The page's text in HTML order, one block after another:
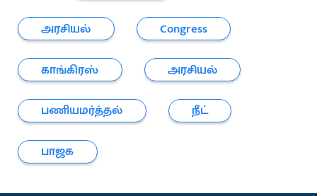
அரசியல்
Congress
காங்கிரஸ்
அரசியல்
பணியமர்த்தல்
நீட்
பாஜக